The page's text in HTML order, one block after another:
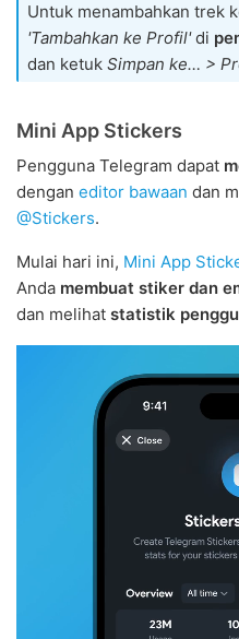
Untuk menambahkan trek
'Tambahkan ke Profil'di
dan ketuk Simpan ke… >
Mini App Stickers
Pengguna Telegram dapat
dengan editor bawaan dan
@Stickers.
Mulai hari ini, Mini App
Anda membuat stiker dan
dan melihat statistik